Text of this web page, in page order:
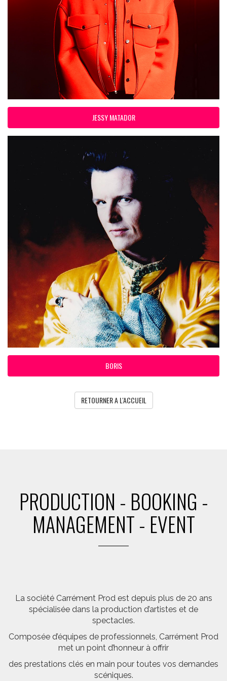
JESSY MATADOR
BORIS
RETOURNER A L'ACCUEIL
PRODUCTION - BOOKING -
MANAGEMENT - EVENT
La société Carrément Prod est depuis plus de 20 ans
spécialisée dans la production d’artistes et de
spectacles.
Composée d’équipes de professionnels, Carrément Prod
met un point d’honneur à offrir
des prestations clés en main pour toutes vos demandes
scéniques.